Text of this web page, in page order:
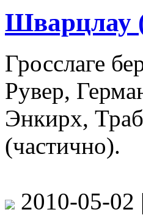
Шварцлау
Гросслаге
Рувер,
Энкирх,
(частично).
2010-05-02 |